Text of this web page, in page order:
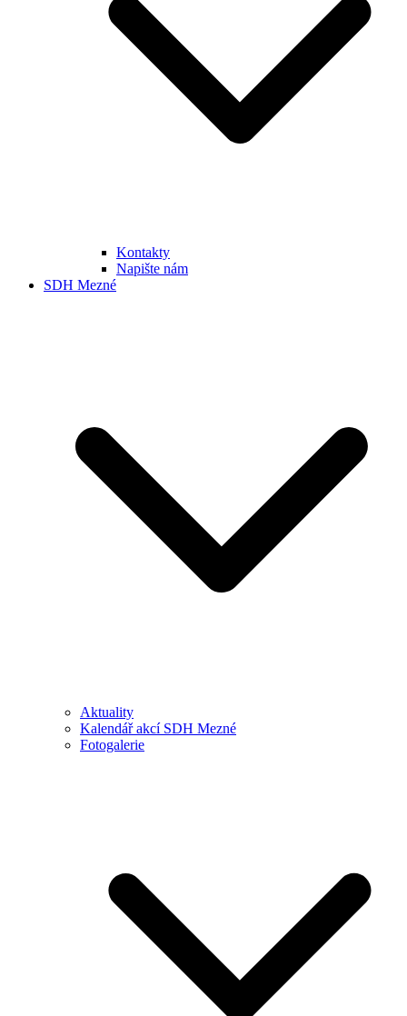
Kontakty
Napište nám
SDH Mezné
Aktuality
Kalendář akcí SDH Mezné
Fotogalerie